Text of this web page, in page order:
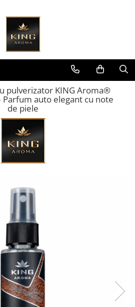
&
ml
HEM +
+ Ulei
pulverizator KING Aroma®
Parfum auto elegant cu note
de piele